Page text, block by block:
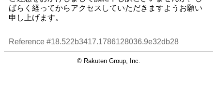
ばらく経ってからアクセスしていただきますようお願い
申し上げます。
Reference #18.522b3417.1786128036.9e32db28
© Rakuten Group, Inc.